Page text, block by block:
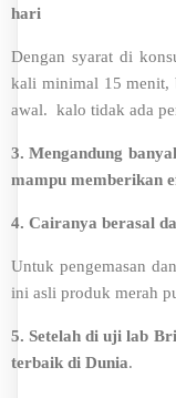
hari
Dengan syarat di
kali minimal 15 menit,
awal. kalo tidak ada
3. Mengandung
mampu memberikan
4. Cairanya berasal
Untuk pengemasan
ini asli produk merah
5. Setelah di uji lab
terbaik di Dunia.